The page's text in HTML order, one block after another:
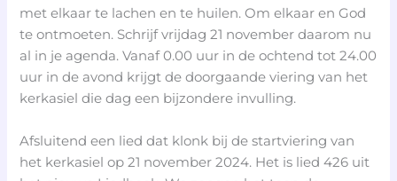
met elkaar te lachen en te huilen. Om elkaar en God
te ontmoeten. Schrijf vrijdag 21 november daarom nu
al in je agenda. Vanaf 0.00 uur in de ochtend tot 24.00
uur in de avond krijgt de doorgaande viering van het
kerkasiel die dag een bijzondere invulling.
Afsluitend een lied dat klonk bij de startviering van
het kerkasiel op 21 november 2024. Het is lied 426 uit